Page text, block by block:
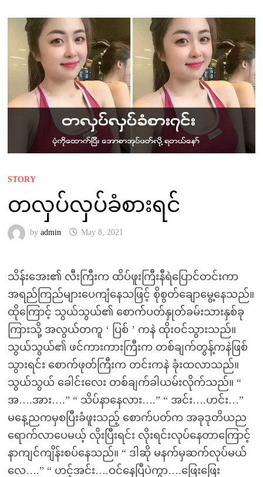
STORY
တလှပ်လှပ်ခံစားရင်
by admin May 8, 2021
သိန်းအေး၏ လီးကြီးက ထိပ်ဖူးကြီးနီရဲပြောင်တင်းကာ
အရည်ကြည်များပေကျံနေသဖြင့် စိုစွတ်ချောမွေ့နေသည်။
ထိုကြောင့် သွယ်သွယ်၏ စောက်ပတ်နှုတ်ခမ်းသားနှစ်ခု
ကြားသို့ အလွယ်တကူ ‘ ပြစ် ’ ကနဲ ထိုးဝင်သွားသည်။
သွယ်သွယ်၏ ဖင်ကားကားကြီးက တစ်ချက်တွန့်ကနဲဖြစ်
သွားရင်း စောက်ဖုတ်ကြီးက တင်းကနဲ ခုံးထလာသည်။
သွယ်သွယ် ခေါင်းလေး တစ်ချက်ခါယမ်းလိုက်သည်။ “
အ….အား….” “ သိပ်နာနေလား….” “ အင်း….ဟင်း…”
မနေ့ညကမှစပြီးခံဖူးသည့် စောက်ပတ်က အခုဒုတိယည
ရောက်လာပေမယ့် လိုးပြီးရင်း လိုးရင်းလုပ်နေတာကြောင့်
နာကျင်ကျိန်းစပ်နေသည်။ “ ဒါဆို မနက်မှဆက်လုပ်မယ်
လေ….” “ ဟင့်အင်း….ဝင်နေပြီပဲကွာ….ဖြေးဖြေး